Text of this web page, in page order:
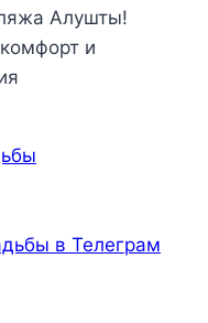
Алушты!
и
в Телеграм